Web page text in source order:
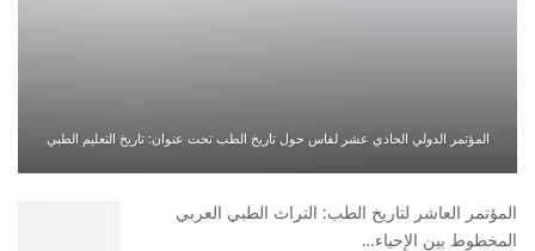
المؤتمر الدولي الحادي عشر لفاس حول تاريخ الطب تحت عنوان: تاريخ التعليم الطبي
المؤتمر العاشر لتاريخ الطب: التراث الطبي العربي
المخطوط بين الإحياء…